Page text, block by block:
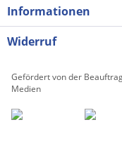
Informationen
Widerruf
Gefördert von der
Medien